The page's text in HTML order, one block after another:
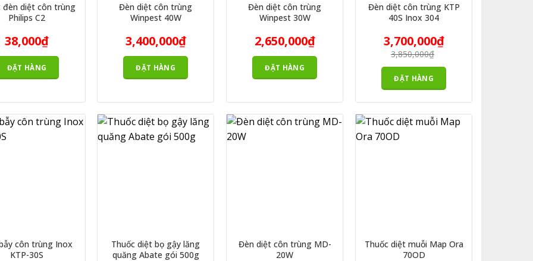
đèn Philips
Ecoguard
bắt muỗi Bio 02
đèn diệt côn trùng
Philips C2
38,000₫
ĐẶT HÀNG
Đèn diệt côn trùng
Winpest 40W
3,400,000₫
ĐẶT HÀNG
Đèn diệt côn trùng
Winpest 30W
2,650,000₫
ĐẶT HÀNG
Đèn diệt côn trùng KTP
40S Inox 304
3,850,000₫
3,850,000₫.
3,700,000₫
3,700,000₫.
ĐẶT HÀNG
côn trùng Inox
KTP-30S
Thuốc diệt bọ gậy lăng
quăng Abate gói 500g
Đèn diệt côn trùng MD-
20W
Thuốc diệt muỗi Map Ora
70OD